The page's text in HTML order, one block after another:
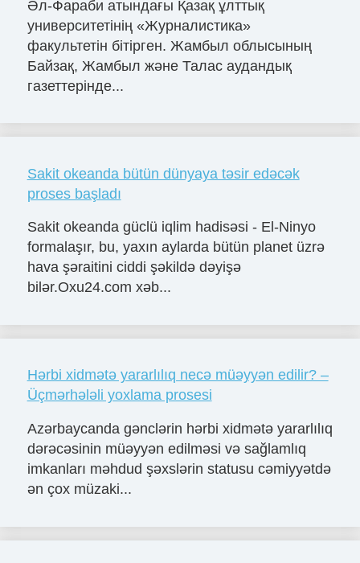
Әл-Фараби атындағы Қазақ ұлттық
университетінің «Журналистика»
факультетін бітірген. Жамбыл облысының
Байзақ, Жамбыл және Талас аудандық
газеттерінде...
Sakit okeanda bütün dünyaya təsir edəcək
proses başladı
Sakit okeanda güclü iqlim hadisəsi - El-Ninyo
formalaşır, bu, yaxın aylarda bütün planet üzrə
hava şəraitini ciddi şəkildə dəyişə
bilər.Oxu24.com xəb...
Hərbi xidmətə yararlılıq necə müəyyən edilir? –
Üçmərhələli yoxlama prosesi
Azərbaycanda gənclərin hərbi xidmətə yararlılıq
dərəcəsinin müəyyən edilməsi və sağlamlıq
imkanları məhdud şəxslərin statusu cəmiyyətdə
ən çox müzaki...